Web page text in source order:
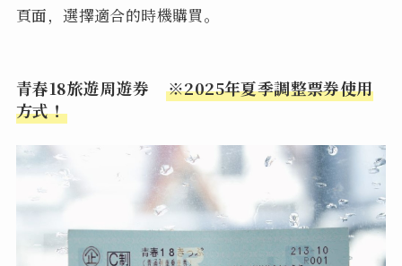
頁面，選擇適合的時機購買。
青春18旅遊周遊券 ※2025年夏季調整票券使用
方式！